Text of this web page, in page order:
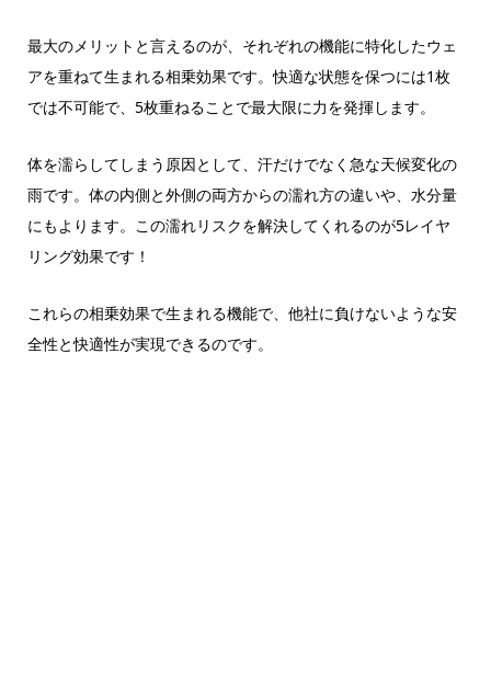
最大のメリットと言えるのが、それぞれの機能に特化したウェ
アを重ねて生まれる相乗効果です。快適な状態を保つには1枚
では不可能で、5枚重ねることで最大限に力を発揮します。
体を濡らしてしまう原因として、汗だけでなく急な天候変化の
雨です。体の内側と外側の両方からの濡れ方の違いや、水分量
にもよります。この濡れリスクを解決してくれるのが5レイヤ
リング効果です！
これらの相乗効果で生まれる機能で、他社に負けないような安
全性と快適性が実現できるのです。